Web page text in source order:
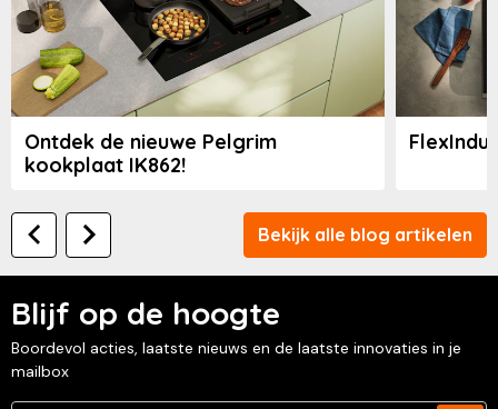
Ontdek de nieuwe Pelgrim
kookplaat IK862!
Bekijk alle blog artikelen
Blijf op de hoogte
Boordevol acties, laatste nieuws en de laatste innovaties in je
mailbox